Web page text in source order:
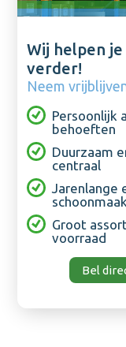
Wij helpen
verder!
Neem
Persoonlijk
behoeften
Duurzaam
centraal
Jarenlange
Groot
voorraad
Bel